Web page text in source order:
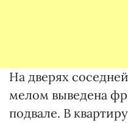
На дверях
мелом выведена
подвале. В